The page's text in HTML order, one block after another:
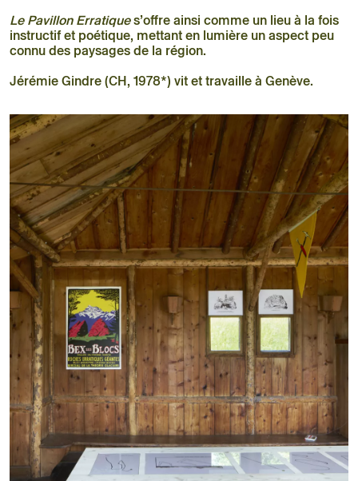
Le Pavillon Erratiques’offre ainsi comme un lieu à la fois
instructif et poétique, mettant en lumière un aspect peu
connu des paysages de la région.
Jérémie Gindre (CH, 1978*) vit et travaille à Genève.